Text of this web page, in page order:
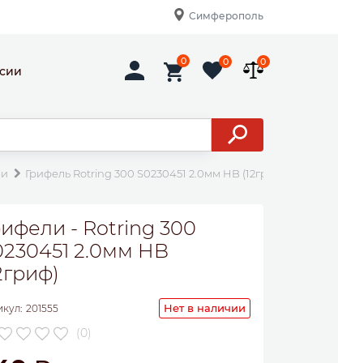
Симферополь
0 0 0
Грифель Rotring 300 S0230451 2.0мм HB (12гриф)
- Rotring 300
2.0мм HB
201555 Нет в наличии
(0)